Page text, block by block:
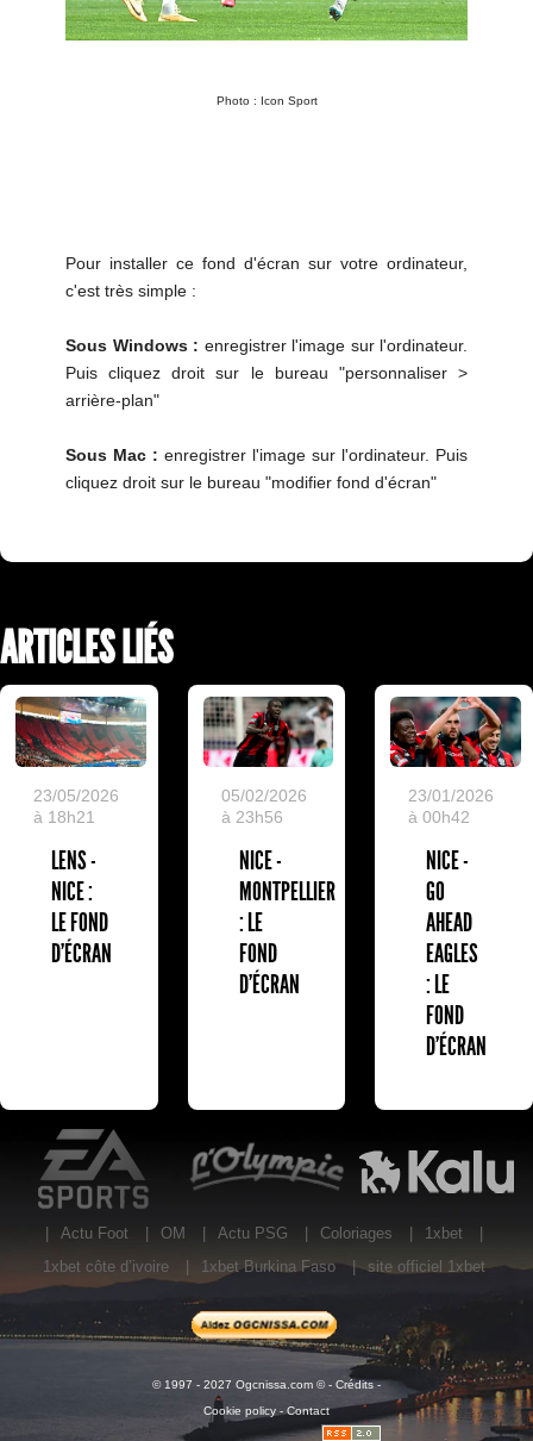
Photo : Icon Sport
Pour installer ce fond d'écran sur votre ordinateur,
c'est très simple :
Sous Windows : enregistrer l'image sur l'ordinateur.
Puis cliquez droit sur le bureau "personnaliser >
arrière-plan"
Sous Mac : enregistrer l'image sur l'ordinateur. Puis
cliquez droit sur le bureau "modifier fond d'écran"
ARTICLES LIÉS
23/05/2026
à 18h21
LENS -
NICE :
LE FOND
D'ÉCRAN
05/02/2026
à 23h56
NICE -
MONTPELLIER
: LE
FOND
D'ÉCRAN
23/01/2026
à 00h42
NICE -
GO
AHEAD
EAGLES
: LE
FOND
D'ÉCRAN
EA Sports
| Actu Foot | OM | Actu PSG | Coloriages | 1xbet
|
1xbet côte d’ivoire
| 1xbet Burkina Faso | site officiel 1xbet
© 1997 - 2027 Ogcnissa.com © - Crédits-
Cookie policy - Contact